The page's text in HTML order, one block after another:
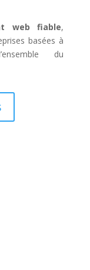
web fiable,
basées à
du